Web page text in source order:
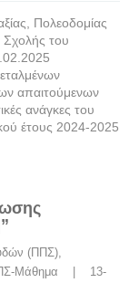
Πολεοδομίας
Σχολής του
απαιτούμενων
ανάγκες του
έτους 2024-2025
(ΠΠΣ)
Μάθημα
    |    13-